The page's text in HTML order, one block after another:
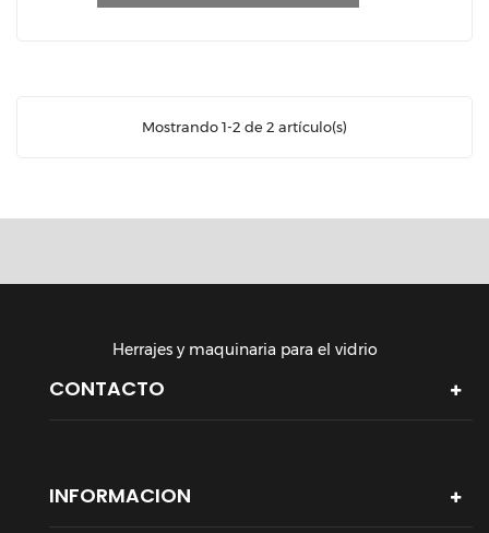
Mostrando 1-2 de 2 artículo(s)
Herrajes y maquinaria para el vidrio
CONTACTO
INFORMACION